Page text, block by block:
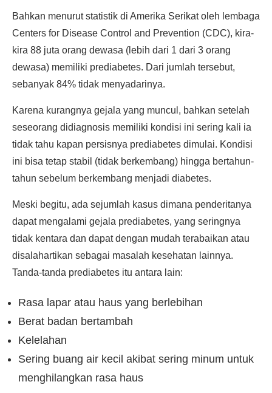
Bahkan menurut statistik di Amerika Serikat oleh lembaga
Centers for Disease Control and Prevention (CDC), kira-
kira 88 juta orang dewasa (lebih dari 1 dari 3 orang
dewasa) memiliki prediabetes. Dari jumlah tersebut,
sebanyak 84% tidak menyadarinya.
Karena kurangnya gejala yang muncul, bahkan setelah
seseorang didiagnosis memiliki kondisi ini sering kali ia
tidak tahu kapan persisnya prediabetes dimulai. Kondisi
ini bisa tetap stabil (tidak berkembang) hingga bertahun-
tahun sebelum berkembang menjadi diabetes.
Meski begitu, ada sejumlah kasus dimana penderitanya
dapat mengalami gejala prediabetes, yang seringnya
tidak kentara dan dapat dengan mudah terabaikan atau
disalahartikan sebagai masalah kesehatan lainnya.
Tanda-tanda prediabetes itu antara lain:
Rasa lapar atau haus yang berlebihan
Berat badan bertambah
Kelelahan
Sering buang air kecil akibat sering minum untuk
menghilangkan rasa haus